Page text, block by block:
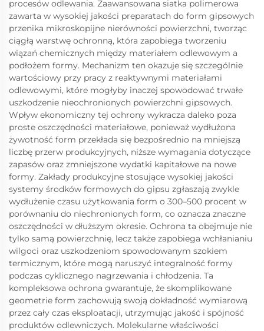
procesów odlewania. Zaawansowana siatka polimerowa
zawarta w wysokiej jakości preparatach do form gipsowych
przenika mikroskopijne nierówności powierzchni, tworząc
ciągłą warstwę ochronną, która zapobiega tworzeniu
wiązań chemicznych między materiałem odlewowym a
podłożem formy. Mechanizm ten okazuje się szczególnie
wartościowy przy pracy z reaktywnymi materiałami
odlewowymi, które mogłyby inaczej spowodować trwałe
uszkodzenie nieochronionych powierzchni gipsowych.
Wpływ ekonomiczny tej ochrony wykracza daleko poza
proste oszczędności materiałowe, ponieważ wydłużona
żywotność form przekłada się bezpośrednio na mniejszą
liczbę przerw produkcyjnych, niższe wymagania dotyczące
zapasów oraz zmniejszone wydatki kapitałowe na nowe
formy. Zakłady produkcyjne stosujące wysokiej jakości
systemy środków formowych do gipsu zgłaszają zwykle
wydłużenie czasu użytkowania form o 300–500 procent w
porównaniu do niechronionych form, co oznacza znaczne
oszczędności w dłuższym okresie. Ochrona ta obejmuje nie
tylko samą powierzchnię, lecz także zapobiega wchłanianiu
wilgoci oraz uszkodzeniom spowodowanym szokiem
termicznym, które mogą naruszyć integralność formy
podczas cyklicznego nagrzewania i chłodzenia. Ta
kompleksowa ochrona gwarantuje, że skomplikowane
geometrie form zachowują swoją dokładność wymiarową
przez cały czas eksploatacji, utrzymując jakość i spójność
produktów odlewniczych. Molekularne właściwości